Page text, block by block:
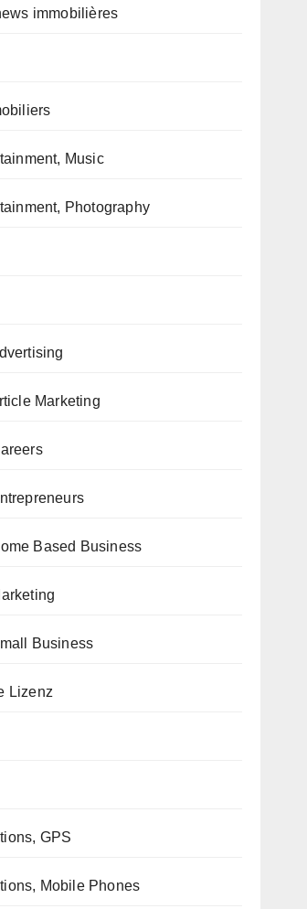
immobilières
Music
Photography
Marketing
Based Business
Business
Lizenz
GPS
Mobile Phones